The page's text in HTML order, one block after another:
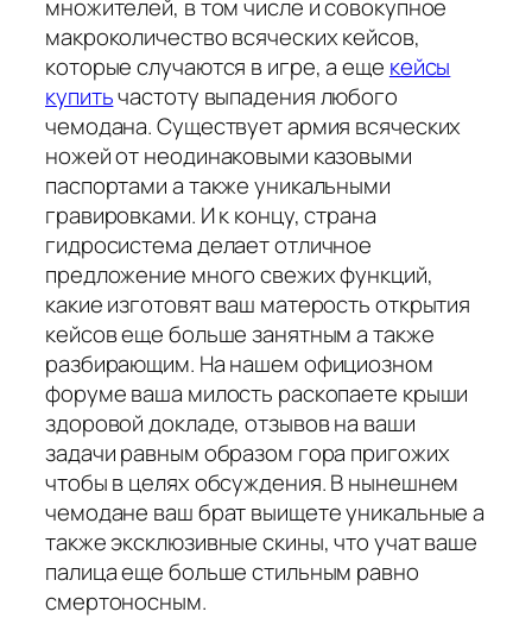
множителей, в том числе и совокупное
макроколичество всяческих кейсов,
которые случаются в игре, а еще кейсы
купитьчастоту выпадения любого
чемодана. Существует армия всяческих
ножей от неодинаковыми казовыми
паспортами а также уникальными
гравировками. И к концу, страна
гидросистема делает отличное
предложение много свежих функций,
какие изготовят ваш матерость открытия
кейсов еще больше занятным а также
разбирающим. На нашем официозном
форуме ваша милость раскопаете крыши
здоровой докладе, отзывов на ваши
задачи равным образом гора пригожих
чтобы в целях обсуждения. В нынешнем
чемодане ваш брат выищете уникальные а
также эксклюзивные скины, что учат ваше
палица еще больше стильным равно
смертоносным.